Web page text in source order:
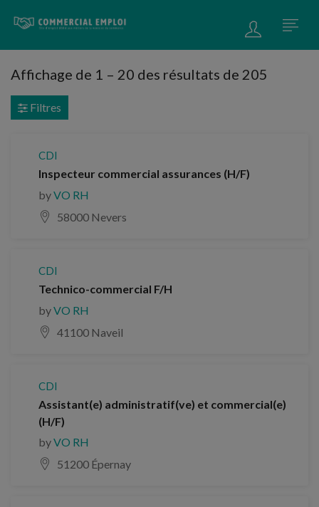
Affichage de 1 – 20 des résultats de 205
Filtres
CDI
Inspecteur commercial assurances (H/F)
byVO RH
58000 Nevers
CDI
Technico-commercial F/H
byVO RH
41100 Naveil
CDI
Assistant(e) administratif(ve) et commercial(e)
(H/F)
byVO RH
51200 Épernay